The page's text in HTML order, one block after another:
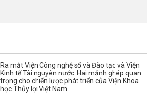
Ra mắt Viện Công nghệ số và Đào tạo và Viện
Kinh tế Tài nguyên nước: Hai mảnh ghép quan
trọng cho chiến lược phát triển của Viện Khoa
học Thủy lợi Việt Nam